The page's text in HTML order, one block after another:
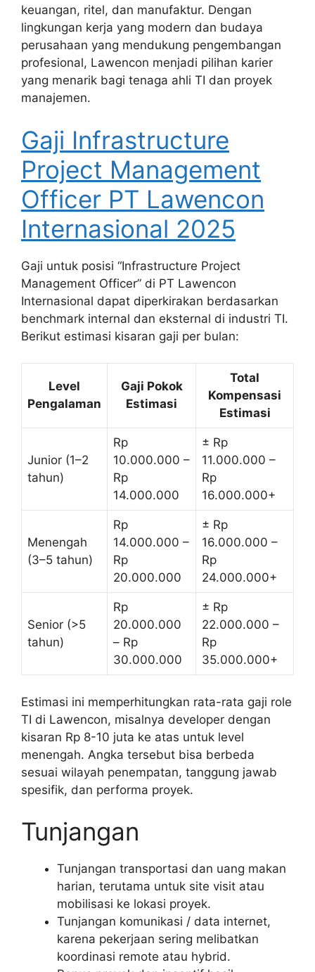
keuangan, ritel, dan manufaktur. Dengan
lingkungan kerja yang modern dan budaya
perusahaan yang mendukung pengembangan
profesional, Lawencon menjadi pilihan karier
yang menarik bagi tenaga ahli TI dan proyek
manajemen.
Gaji Infrastructure
Project Management
Officer PT Lawencon
Internasional 2025
Gaji untuk posisi “Infrastructure Project
Management Officer” di PT Lawencon
Internasional dapat diperkirakan berdasarkan
benchmark internal dan eksternal di industri TI.
Berikut estimasi kisaran gaji per bulan:
Level
Pengalaman
Gaji Pokok
Estimasi
Total
Kompensasi
Estimasi
Junior (1–2
tahun)
Rp
10.000.000 –
Rp
14.000.000
± Rp
11.000.000 –
Rp
16.000.000+
Menengah
(3–5 tahun)
Rp
14.000.000 –
Rp
20.000.000
± Rp
16.000.000 –
Rp
24.000.000+
Senior (>5
tahun)
Rp
20.000.000
– Rp
30.000.000
± Rp
22.000.000 –
Rp
35.000.000+
Estimasi ini memperhitungkan rata-rata gaji role
TI di Lawencon, misalnya developer dengan
kisaran Rp 8-10 juta ke atas untuk level
menengah. Angka tersebut bisa berbeda
sesuai wilayah penempatan, tanggung jawab
spesifik, dan performa proyek.
Tunjangan
Tunjangan transportasi dan uang makan
harian, terutama untuk site visit atau
mobilisasi ke lokasi proyek.
Tunjangan komunikasi / data internet,
karena pekerjaan sering melibatkan
koordinasi remote atau hybrid.